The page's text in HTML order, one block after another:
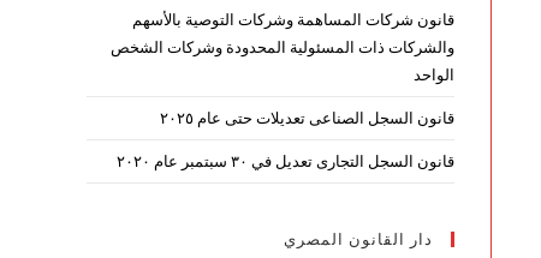
قانون شركات المساهمة وشركات التوصية بالأسهم
والشركات ذات المسئولية المحدودة وشركات الشخص
الواحد
قانون السجل الصناعى تعديلات حتى عام ٢٠٢٥
قانون السجل التجارى تعديل في ٣٠ سبتمبر عام ٢٠٢٠
دار القانون المصري